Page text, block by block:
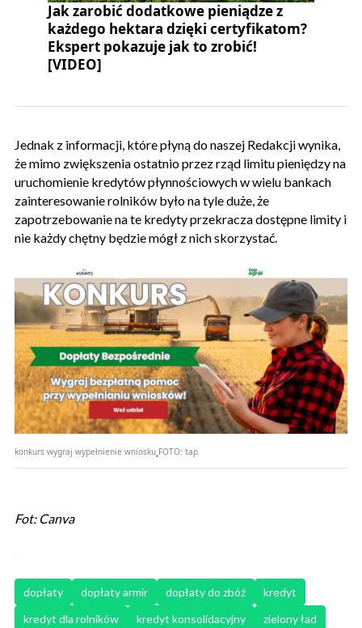
Jak zarobić dodatkowe pieniądze z
każdego hektara dzięki certyfikatom?
Ekspert pokazuje jak to zrobić!
[VIDEO]
Jednak z informacji, które płyną do naszej Redakcji wynika,
że mimo zwiększenia ostatnio przez rząd limitu pieniędzy na
uruchomienie kredytów płynnościowych w wielu bankach
zainteresowanie rolników było na tyle duże, że
zapotrzebowanie na te kredyty przekracza dostępne limity i
nie każdy chętny będzie mógł z nich skorzystać.
konkurs wygraj wypełnienie wniosku FOTO: tap
Fot: Canva
dopłaty dopłaty armir dopłaty do zbóż
kredyt
kredyt dla rolników
kredyt konsolidacyjny zielony ład